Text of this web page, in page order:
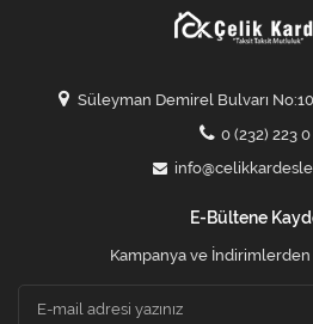
Süleyman Demirel Bulvarı
0 (232) 223
E-Bültene
Kampanya ve